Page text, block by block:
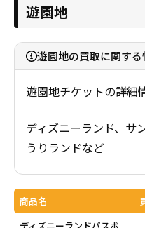
JAL・ANA航空券（株
ハガキ・レターパック
商品券・ギフト券
ビール券・清酒券
通信・テレカ
株主優待券
ハガキ・レターパック
商品券・ギフト券
ビール券
通信・テレカ
店舗情報
採用情報
コラム
お知らせ
遊園地
遊園地の買取に関する
遊園地チケットの詳細
ディズニーランド、サ
うりランドなど
商品名